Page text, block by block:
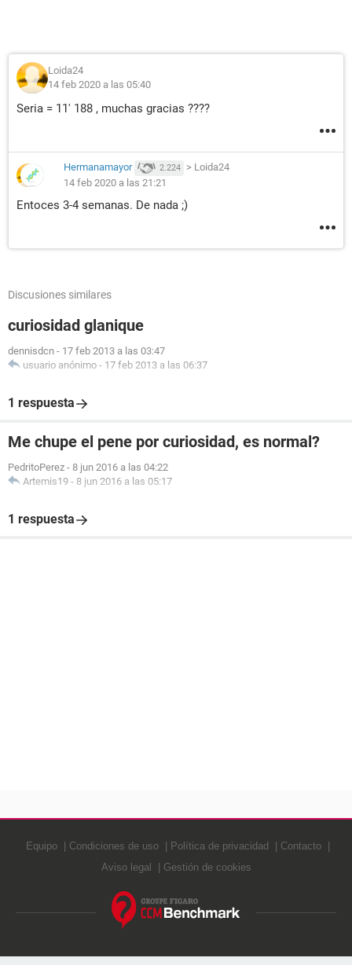
Loida24
14 feb 2020 a las 05:40
Seria = 11' 188 , muchas gracias ????
Hermanamayor 2.224 > Loida24
14 feb 2020 a las 21:21
Entoces 3-4 semanas. De nada ;)
Discusiones similares
curiosidad glanique
dennisdcn - 17 feb 2013 a las 03:47
usuario anónimo - 17 feb 2013 a las 06:37
1 respuesta
Me chupe el pene por curiosidad, es normal?
PedritoPerez - 8 jun 2016 a las 04:22
Artemis19 - 8 jun 2016 a las 05:17
1 respuesta
Equipo Condiciones de uso Política de privacidad
Contacto
Aviso legal
Gestión de cookies